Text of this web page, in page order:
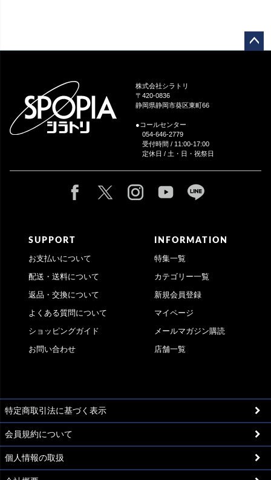
株式会社シラトリ
〒420-0836
静岡県静岡市葵区東町66
●コールセンター
054-646-2779
受付時間 / 11:00-17:00
定休日 / 土・日・祝祭日
SUPPORT
お支払いについて
配送・送料について
返品・交換について
よくある質問について
ショッピングガイド
お問い合わせ
INFORMATION
特集一覧
カテゴリー一覧
新規会員登録
マイページ
メールマガジン購読
店舗一覧
特定商取引法に基づく表示
会員規約について
個人情報の取扱